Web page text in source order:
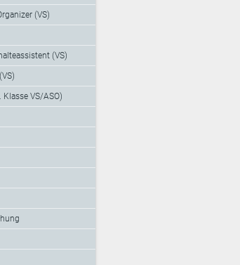
(VS)
(VS)
Klasse VS/ASO)